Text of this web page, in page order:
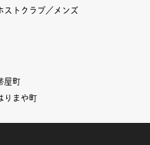
ストクラブ／メンズ
屋町
りまや町